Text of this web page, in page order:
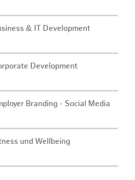
& IT Development
Development
Branding - Social Media
und Wellbeing